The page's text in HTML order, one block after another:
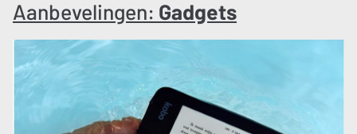
Aanbevelingen: Gadgets